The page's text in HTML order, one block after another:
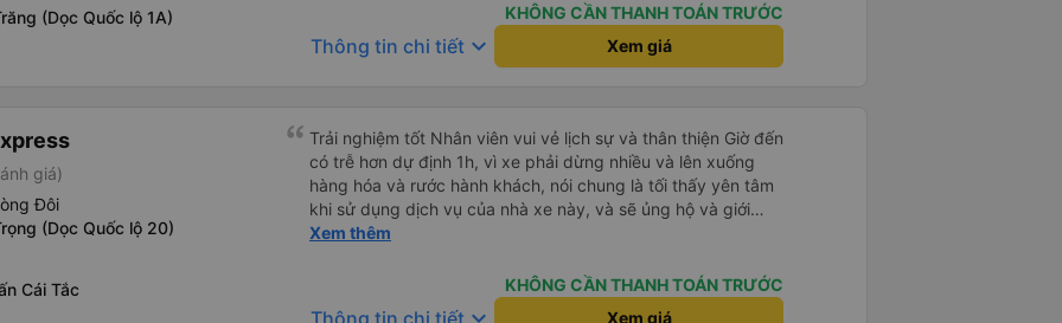
(Dọc Quốc lộ 1A)
KHÔNG CẦN THANH TOÁN TRƯỚC
Thông tin chi tiết keyboard_arrow_down Xem giá
giá)
Đôi
(Dọc Quốc lộ 20)
Cái Tắc
Trải nghiệm tốt Nhân viên vui vẻ lịch sự và thân thiện Giờ đến
có trễ hơn dự định 1h, vì xe phải dừng nhiều và lên xuống
hàng hóa và rước hành khách, nói chung là tối thấy yên tâm
khi sử dụng dịch vụ của nhà xe này, và sẽ ủng hộ và giới
thiệu cho người thân sử dụng dịch vụ của nhà xe này
Xem thêm
KHÔNG CẦN THANH TOÁN TRƯỚC
Xem giá